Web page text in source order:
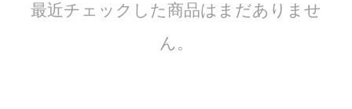
最近チェックした商品はまだありませ
ん。